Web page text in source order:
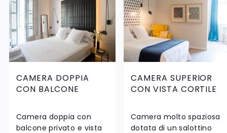
Radio
CAMERA DOPPIA
CON BALCONE
Camera doppia con
balcone privato e vista
CAMERA SUPERIOR
CON VISTA CORTILE
Camera molto spaziosa
dotata di un salottino